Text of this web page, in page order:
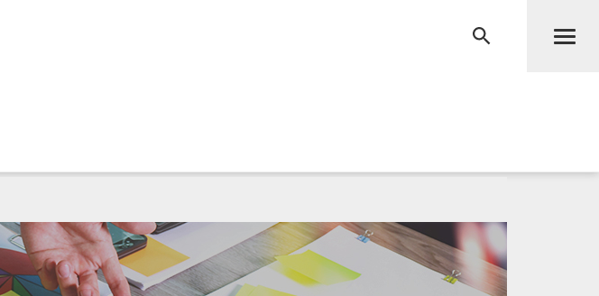
RECHERCHE